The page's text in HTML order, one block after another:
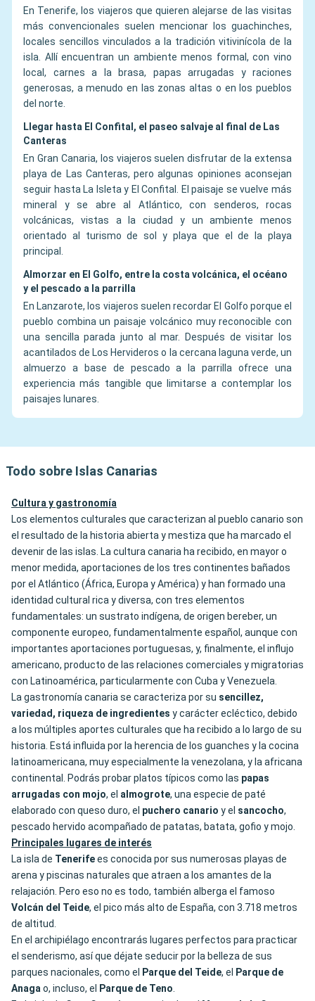
En Tenerife, los viajeros que quieren alejarse de las visitas
más convencionales suelen mencionar los guachinches,
locales sencillos vinculados a la tradición vitivinícola de la
isla. Allí encuentran un ambiente menos formal, con vino
local, carnes a la brasa, papas arrugadas y raciones
generosas, a menudo en las zonas altas o en los pueblos
del norte.
Llegar hasta El Confital, el paseo salvaje al final de Las
Canteras
En Gran Canaria, los viajeros suelen disfrutar de la extensa
playa de Las Canteras, pero algunas opiniones aconsejan
seguir hasta La Isleta y El Confital. El paisaje se vuelve más
mineral y se abre al Atlántico, con senderos, rocas
volcánicas, vistas a la ciudad y un ambiente menos
orientado al turismo de sol y playa que el de la playa
principal.
Almorzar en El Golfo, entre la costa volcánica, el océano
y el pescado a la parrilla
En Lanzarote, los viajeros suelen recordar El Golfo porque el
pueblo combina un paisaje volcánico muy reconocible con
una sencilla parada junto al mar. Después de visitar los
acantilados de Los Hervideros o la cercana laguna verde, un
almuerzo a base de pescado a la parrilla ofrece una
experiencia más tangible que limitarse a contemplar los
paisajes lunares.
Todo sobre Islas Canarias
Cultura y gastronomía
Los elementos culturales que caracterizan al pueblo canario son
el resultado de la historia abierta y mestiza que ha marcado el
devenir de las islas. La cultura canaria ha recibido, en mayor o
menor medida, aportaciones de los tres continentes bañados
por el Atlántico (África, Europa y América) y han formado una
identidad cultural rica y diversa, con tres elementos
fundamentales: un sustrato indígena, de origen bereber, un
componente europeo, fundamentalmente español, aunque con
importantes aportaciones portuguesas, y, finalmente, el influjo
americano, producto de las relaciones comerciales y migratorias
con Latinoamérica, particularmente con Cuba y Venezuela.
La gastronomía canaria se caracteriza por su sencillez,
variedad, riqueza de ingredientes y carácter ecléctico, debido
a los múltiples aportes culturales que ha recibido a lo largo de su
historia. Está influida por la herencia de los guanches y la cocina
latinoamericana, muy especialmente la venezolana, y la africana
continental. Podrás probar platos típicos como las papas
arrugadas con mojo, el almogrote, una especie de paté
elaborado con queso duro, el puchero canario y el sancocho,
pescado hervido acompañado de patatas, batata, gofio y mojo.
Principales lugares de interés
La isla de Tenerifees conocida por sus numerosas playas de
arena y piscinas naturales que atraen a los amantes de la
relajación. Pero eso no es todo, también alberga el famoso
Volcán del Teide, el pico más alto de España, con 3.718 metros
de altitud.
En el archipiélago encontrarás lugares perfectos para practicar
el senderismo, así que déjate seducir por la belleza de sus
parques nacionales, como el
Parque del Teide, el
Parque de
Anagao, incluso, el Parque de Teno.